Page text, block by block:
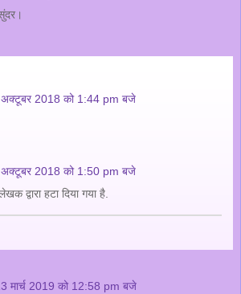
2018 को 1:44 pm बजे
2018 को 1:50 pm बजे
द्वारा हटा दिया गया है.
मार्च 2019 को 12:58 pm बजे